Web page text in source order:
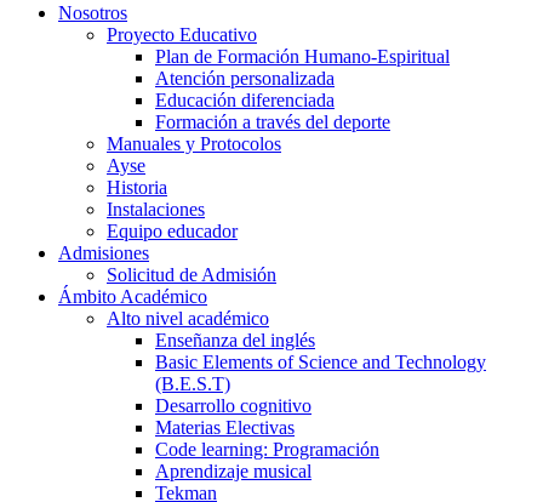
Nosotros
Proyecto Educativo
Plan de Formación Humano-Espiritual
Atención personalizada
Educación diferenciada
Formación a través del deporte
Manuales y Protocolos
Ayse
Historia
Instalaciones
Equipo educador
Admisiones
Solicitud de Admisión
Ámbito Académico
Alto nivel académico
Enseñanza del inglés
Basic Elements of Science and Technology
(B.E.S.T)
Desarrollo cognitivo
Materias Electivas
Code learning: Programación
Aprendizaje musical
Tekman